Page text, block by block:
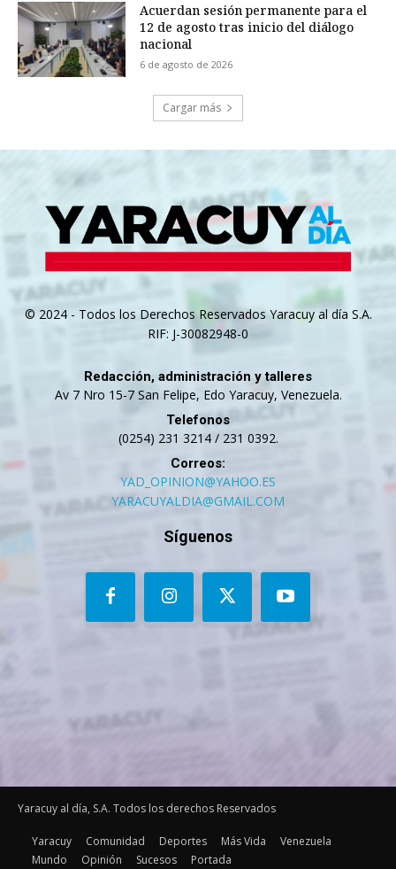
Acuerdan sesión permanente para el
12 de agosto tras inicio del diálogo
nacional
6 de agosto de 2026
Cargar más
© 2024 - Todos los Derechos Reservados Yaracuy al día S.A.
RIF: J-30082948-0
Redacción, administración y talleres
Av 7 Nro 15-7 San Felipe, Edo Yaracuy, Venezuela.
Telefonos
(0254) 231 3214 / 231 0392.
Correos:
YAD_OPINION@YAHOO.ES
YARACUYALDIA@GMAIL.COM
Síguenos
Yaracuy al día, S.A. Todos los derechos Reservados
Yaracuy Comunidad Deportes Más Vida
Venezuela
Mundo
Opinión Sucesos Portada